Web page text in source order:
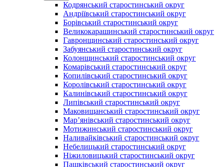
Кодрянський старостинський округ
Андріївський старостинський округ
Борівський старостинський округ
Великокарашинський старостинський округ
Гавронщинський старостинський округ
Забуянський старостинський округ
Колонщинський старостинський округ
Комарівський старостинський округ
Копилівський старостинський округ
Королівський старостинський округ
Калинівський старостинський округ
Липівський старостинський округ
Маковищанський старостинський округ
Мар’янівський старостинський округ
Мотижинський старостинський округ
Наливайківський старостинський округ
Небелицький старостинський округ
Ніжиловицький старостинський округ
Пашківський старостинський округ